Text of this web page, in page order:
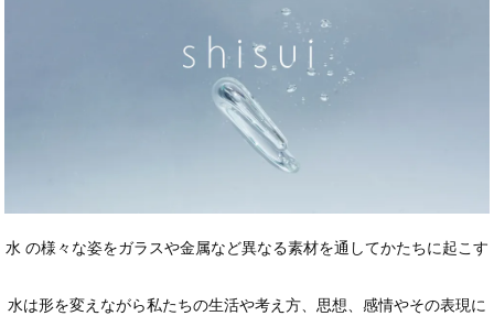
水 の様々な姿をガラスや金属など異なる素材を通してかたちに起こす
水は形を変えながら私たちの生活や考え方、思想、感情やその表現に